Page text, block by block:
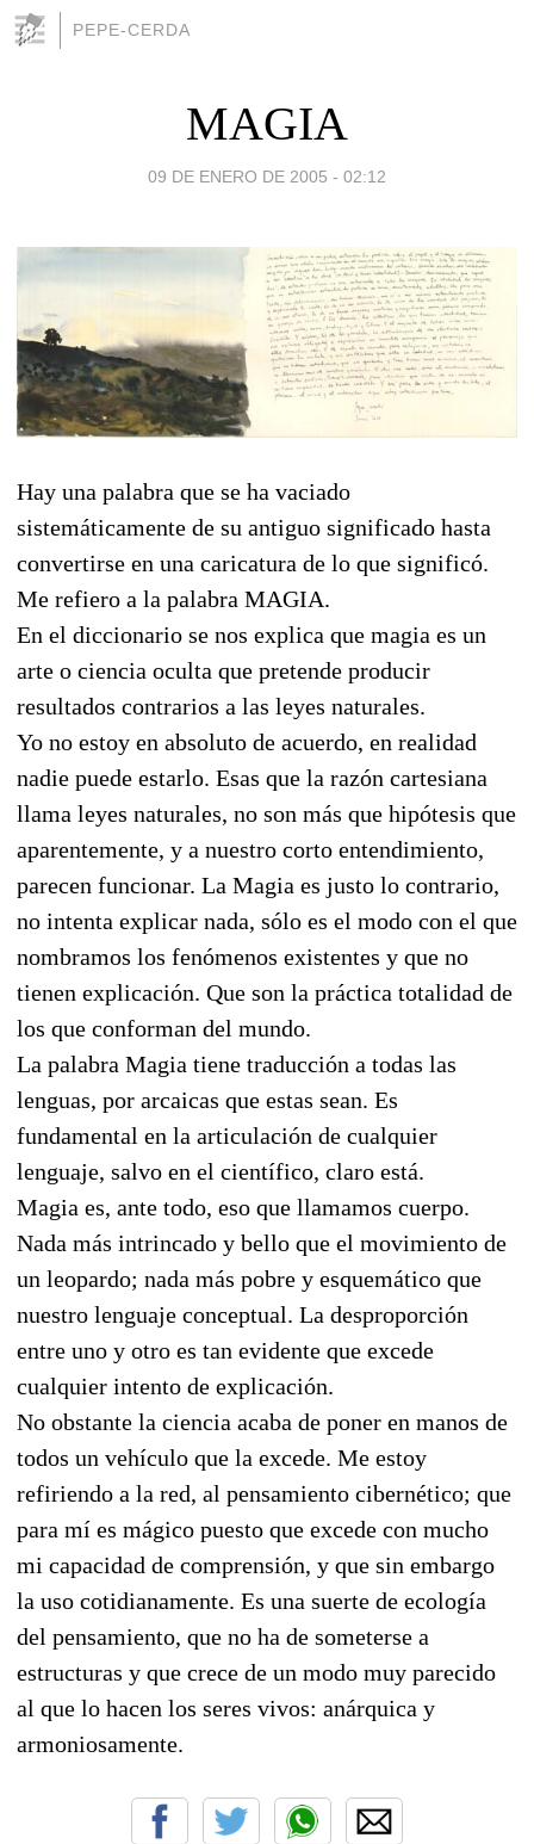
PEPE-CERDA
MAGIA
09 DE ENERO DE 2005 - 02:12
Hay una palabra que se ha vaciado
sistemáticamente de su antiguo significado hasta
convertirse en una caricatura de lo que significó.
Me refiero a la palabra MAGIA.
En el diccionario se nos explica que magia es un
arte o ciencia oculta que pretende producir
resultados contrarios a las leyes naturales.
Yo no estoy en absoluto de acuerdo, en realidad
nadie puede estarlo. Esas que la razón cartesiana
llama leyes naturales, no son más que hipótesis que
aparentemente, y a nuestro corto entendimiento,
parecen funcionar. La Magia es justo lo contrario,
no intenta explicar nada, sólo es el modo con el que
nombramos los fenómenos existentes y que no
tienen explicación. Que son la práctica totalidad de
los que conforman del mundo.
La palabra Magia tiene traducción a todas las
lenguas, por arcaicas que estas sean. Es
fundamental en la articulación de cualquier
lenguaje, salvo en el científico, claro está.
Magia es, ante todo, eso que llamamos cuerpo.
Nada más intrincado y bello que el movimiento de
un leopardo; nada más pobre y esquemático que
nuestro lenguaje conceptual. La desproporción
entre uno y otro es tan evidente que excede
cualquier intento de explicación.
No obstante la ciencia acaba de poner en manos de
todos un vehículo que la excede. Me estoy
refiriendo a la red, al pensamiento cibernético; que
para mí es mágico puesto que excede con mucho
mi capacidad de comprensión, y que sin embargo
la uso cotidianamente. Es una suerte de ecología
del pensamiento, que no ha de someterse a
estructuras y que crece de un modo muy parecido
al que lo hacen los seres vivos: anárquica y
armoniosamente.